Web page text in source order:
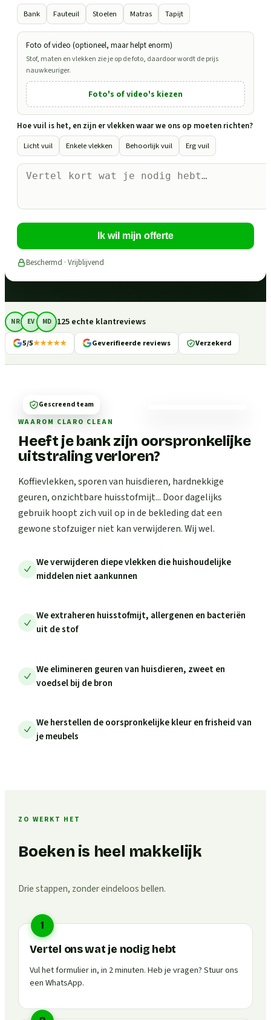
Bank
Fauteuil Stoelen Matras Tapijt
Foto of video (optioneel, maar helpt enorm)
Stof, maten en vlekken zie je op de foto, daardoor wordt de prijs
nauwkeuriger.
Foto's of video's kiezen
Hoe vuil is het, en zijn er vlekken waar we ons op moeten richten?
Licht vuil
Enkele vlekken Behoorlijk vuil Erg vuil
Ik wil mijn offerte
Beschermd · Vrijblijvend
NR EV MD 125 echte klantreviews
5/5★★★★★ Geverifieerde reviews Verzekerd
WAAROM CLARO CLEAN
Heeft je bank zijn oorspronkelijke
uitstraling verloren?
Koffievlekken, sporen van huisdieren, hardnekkige
geuren, onzichtbare huisstofmijt... Door dagelijks
gebruik hoopt zich vuil op in de bekleding dat een
gewone stofzuiger niet kan verwijderen. Wij wel.
We verwijderen diepe vlekken die huishoudelijke
middelen niet aankunnen
We extraheren huisstofmijt, allergenen en bacteriën
uit de stof
We elimineren geuren van huisdieren, zweet en
voedsel bij de bron
We herstellen de oorspronkelijke kleur en frisheid van
je meubels
Gescreend team
ZO WERKT HET
Boeken is heel makkelijk
Drie stappen, zonder eindeloos bellen.
1
Vertel ons wat je nodig hebt
Vul het formulier in, in 2 minuten. Heb je vragen? Stuur ons
een WhatsApp.